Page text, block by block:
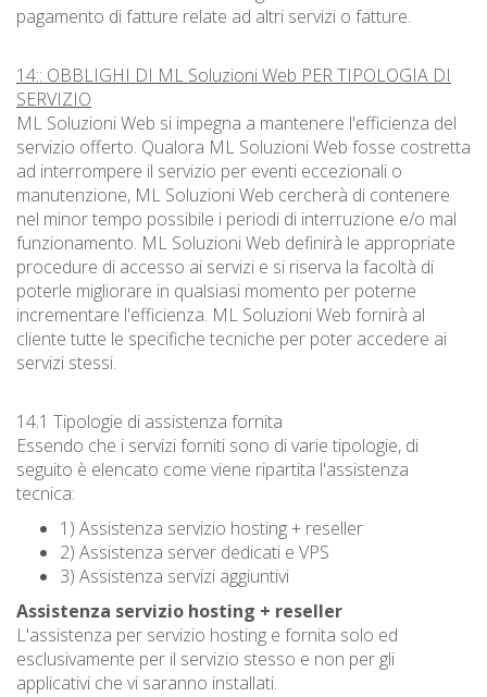
pagamento di fatture relate ad altri servizi o fatture.
14:: OBBLIGHI DI ML Soluzioni Web PER TIPOLOGIA DI
SERVIZIO
ML Soluzioni Web si impegna a mantenere l'efficienza del
servizio offerto. Qualora ML Soluzioni Web fosse costretta
ad interrompere il servizio per eventi eccezionali o
manutenzione, ML Soluzioni Web cercherà di contenere
nel minor tempo possibile i periodi di interruzione e/o mal
funzionamento. ML Soluzioni Web definirà le appropriate
procedure di accesso ai servizi e si riserva la facoltà di
poterle migliorare in qualsiasi momento per poterne
incrementare l'efficienza. ML Soluzioni Web fornirà al
cliente tutte le specifiche tecniche per poter accedere ai
servizi stessi.
14.1 Tipologie di assistenza fornita
Essendo che i servizi forniti sono di varie tipologie, di
seguito è elencato come viene ripartita l'assistenza
tecnica:
1) Assistenza servizio hosting + reseller
2) Assistenza server dedicati e VPS
3) Assistenza servizi aggiuntivi
Assistenza servizio hosting + reseller
L'assistenza per servizio hosting e fornita solo ed
esclusivamente per il servizio stesso e non per gli
applicativi che vi saranno installati.